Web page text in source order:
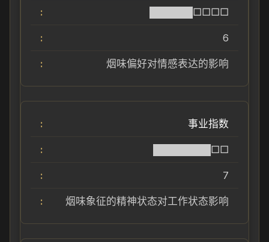
██████□□□□
6
烟味偏好对情感表达的影响
事业指数
████████□□
7
烟味象征的精神状态对工作状态影响